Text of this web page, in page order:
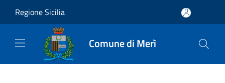
Regione Sicilia
Comune di Merì